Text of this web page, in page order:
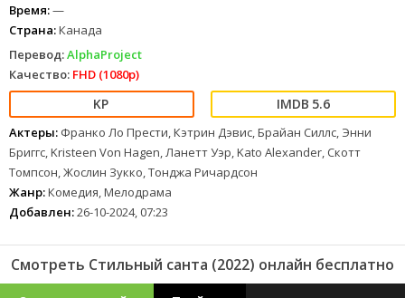
Время:—
Страна:Канада
Перевод:AlphaProject
Качество: FHD (1080p)
5.6
Актеры: Франко Ло Прести, Кэтрин Дэвис, Брайан Силлс, Энни
Бриггс, Kristeen Von Hagen, Ланетт Уэр, Kato Alexander, Скотт
Томпсон, Жослин Зукко, Тонджа Ричардсон
Жанр:Комедия, Мелодрама
Добавлен:26-10-2024, 07:23
Смотреть Стильный санта (2022) онлайн бесплатно